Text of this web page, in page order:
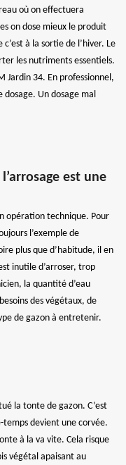
où on effectuera
on dose mieux le produit
à la sortie de l’hiver. Le
les nutriments essentiels.
Jardin 34. En professionnel,
dosage. Un dosage mal
est une
opération technique. Pour
l’exemple de
plus que d’habitude, il en
inutile d’arroser, trop
la quantité d’eau
des végétaux, de
de gazon à entretenir.
la tonte de gazon. C’est
temps devient une corvée.
à la va vite. Cela risque
végétal apaisant au